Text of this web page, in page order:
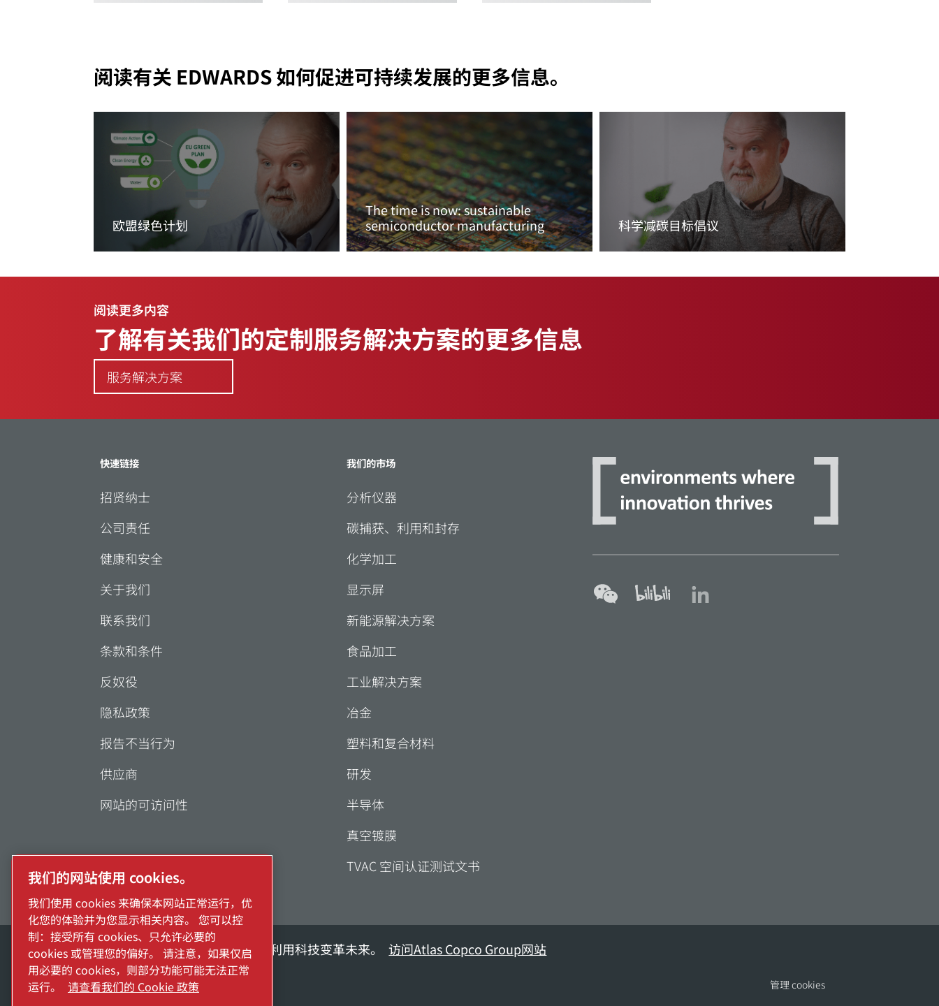
阅读有关 EDWARDS 如何促进可持续发展的更多信息。
欧盟绿色计划
The time is now: sustainable
semiconductor manufacturing
科学减碳目标倡议
阅读更多内容
了解有关我们的定制服务解决方案的更多信息
服务解决方案
快速链接
招贤纳士
公司责任
健康和安全
关于我们
联系我们
条款和条件
反奴役
隐私政策
报告不当行为
供应商
网站的可访问性
我们的市场
分析仪器
碳捕获、利用和封存
化学加工
显示屏
新能源解决方案
食品加工
工业解决方案
冶金
塑料和复合材料
研发
半导体
真空镀膜
TVAC 空间认证测试文书
探索阿特拉斯·科普柯集团如何利用科技变革未来。 访问Atlas Copco Group网站
Atlas Copco Group的一部分 管理 cookies
我们的网站使用 cookies。
我们使用 cookies 来确保本网站正常运行，优
化您的体验并为您显示相关内容。 您可以控
制：接受所有 cookies、只允许必要的
cookies 或管理您的偏好。 请注意，如果仅启
用必要的 cookies，则部分功能可能无法正常
运行。
请查看我们的 Cookie 政策